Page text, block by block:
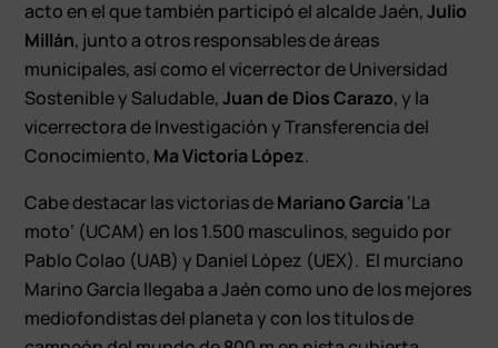
acto en el que también participó el alcalde Jaén,Julio
Millán, junto a otros responsables de áreas
municipales, así como el vicerrector de Universidad
Sostenible y Saludable,Juan de Dios Carazo, y la
vicerrectora de Investigación y Transferencia del
Conocimiento, Mª Victoria López.
Cabe destacar las victorias deMariano García ‘La
moto’ (UCAM) en los 1.500 masculinos, seguido por
Pablo Colao (UAB) y Daniel López (UEX). El murciano
Marino García llegaba a Jaén como uno de los mejores
mediofondistas del planeta y con los títulos de